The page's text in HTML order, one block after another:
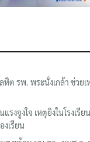
หิต รพ. พระนั่งเกล้า ช่วยเ
รงจูงใจ เหตุยิงในโรงเรี
งเรียน